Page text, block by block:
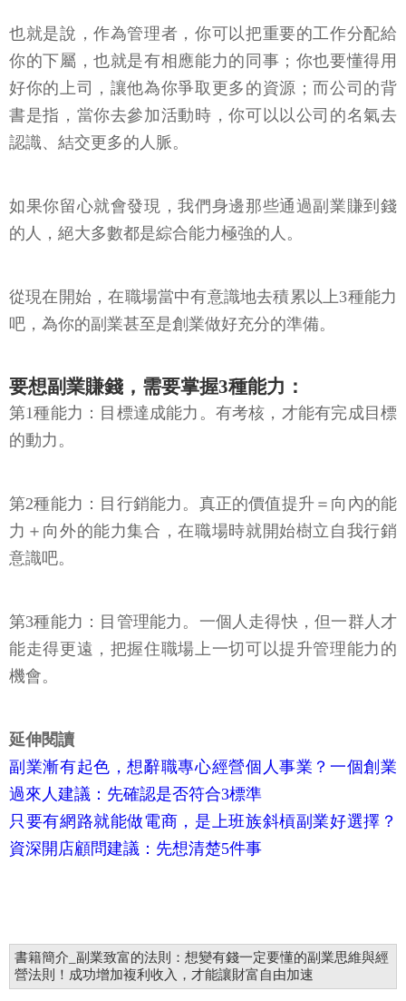
也就是說，作為管理者，你可以把重要的工作分配給
你的下屬，也就是有相應能力的同事；你也要懂得用
好你的上司，讓他為你爭取更多的資源；而公司的背
書是指，當你去參加活動時，你可以以公司的名氣去
認識、結交更多的人脈。
如果你留心就會發現，我們身邊那些通過副業賺到錢
的人，絕大多數都是綜合能力極強的人。
從現在開始，在職場當中有意識地去積累以上3種能力
吧，為你的副業甚至是創業做好充分的準備。
要想副業賺錢，需要掌握3種能力：
第1種能力：目標達成能力。有考核，才能有完成目標
的動力。
第2種能力：目行銷能力。真正的價值提升＝向內的能
力＋向外的能力集合，在職場時就開始樹立自我行銷
意識吧。
第3種能力：目管理能力。一個人走得快，但一群人才
能走得更遠，把握住職場上一切可以提升管理能力的
機會。
延伸閱讀
副業漸有起色，想辭職專心經營個人事業？一個創業
過來人建議：先確認是否符合3標準
只要有網路就能做電商，是上班族斜槓副業好選擇？
資深開店顧問建議：先想清楚5件事
書籍簡介_副業致富的法則：想變有錢一定要懂的副業思維與經
營法則！成功增加複利收入，才能讓財富自由加速